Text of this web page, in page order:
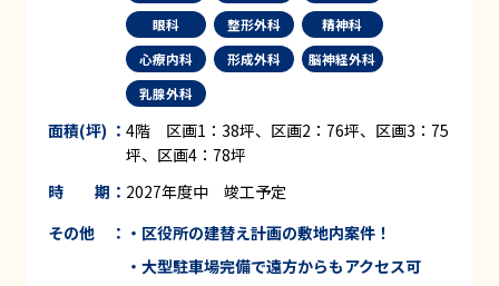
眼科
整形外科
精神科
心療内科
形成外科
脳神経外科
乳腺外科
面積(坪) ： 4階 区画1：38坪、区画2：76坪、区画3：75
坪、区画4：78坪
時 期： 2027年度中 竣工予定
その他 ： ・ 区役所の建替え計画の敷地内案件！
・ 大型駐車場完備で遠方からもアクセス可